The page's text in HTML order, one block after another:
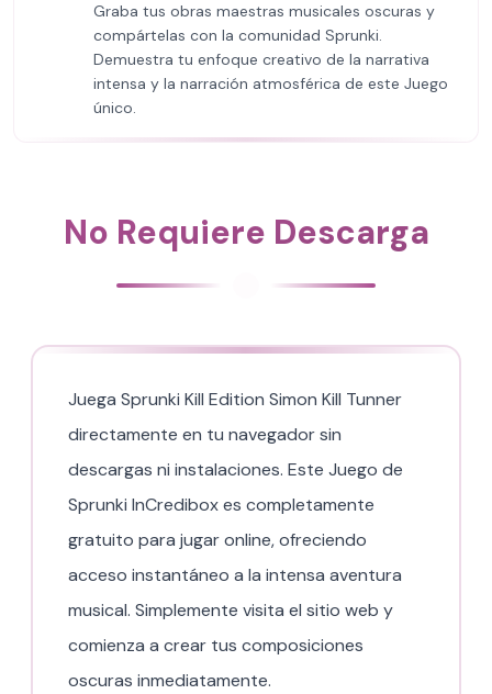
Graba tus obras maestras musicales oscuras y
compártelas con la comunidad Sprunki.
Demuestra tu enfoque creativo de la narrativa
intensa y la narración atmosférica de este Juego
único.
No Requiere Descarga
Juega Sprunki Kill Edition Simon Kill Tunner
directamente en tu navegador sin
descargas ni instalaciones. Este Juego de
Sprunki InCredibox es completamente
gratuito para jugar online, ofreciendo
acceso instantáneo a la intensa aventura
musical. Simplemente visita el sitio web y
comienza a crear tus composiciones
oscuras inmediatamente.